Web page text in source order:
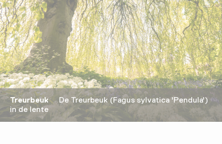
TreurbeukDe Treurbeuk (Fagus sylvatica 'Pendula')
in de lente